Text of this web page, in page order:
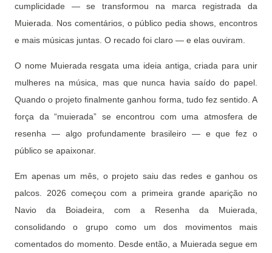
cumplicidade — se transformou na marca registrada da
Muierada. Nos comentários, o público pedia shows, encontros
e mais músicas juntas. O recado foi claro — e elas ouviram.
O nome Muierada resgata uma ideia antiga, criada para unir
mulheres na música, mas que nunca havia saído do papel.
Quando o projeto finalmente ganhou forma, tudo fez sentido. A
força da “muierada” se encontrou com uma atmosfera de
resenha — algo profundamente brasileiro — e que fez o
público se apaixonar.
Em apenas um mês, o projeto saiu das redes e ganhou os
palcos. 2026 começou com a primeira grande aparição no
Navio da Boiadeira, com a Resenha da Muierada,
consolidando o grupo como um dos movimentos mais
comentados do momento. Desde então, a Muierada segue em